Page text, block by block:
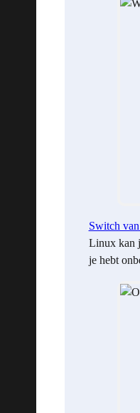
Switch
Linux kan
je hebt